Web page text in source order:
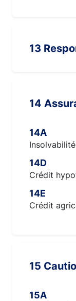
13
14
14A
14D
Crédit
14E
Crédit
15
15A